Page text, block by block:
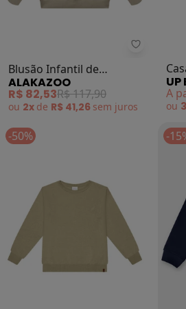
Blusão Infantil de
Moletom Menino (Bege)
ALAKAZOO
R$ 82,53R$ 117,90
ou 2x de R$ 41,26 sem juros
UP
A
ou
-50% -